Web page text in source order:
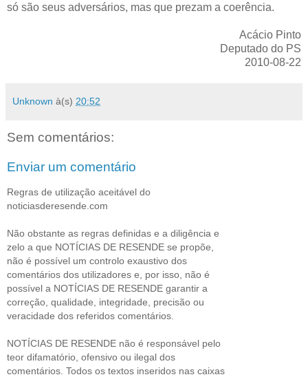
só são seus adversários, mas que prezam a coerência.
Acácio Pinto
Deputado do PS
2010-08-22
Unknown à(s) 20:52
Sem comentários:
Enviar um comentário
Regras de utilização aceitável do
noticiasderesende.com
Não obstante as regras definidas e a diligência e
zelo a que NOTÍCIAS DE RESENDE se propõe,
não é possível um controlo exaustivo dos
comentários dos utilizadores e, por isso, não é
possível a NOTÍCIAS DE RESENDE garantir a
correção, qualidade, integridade, precisão ou
veracidade dos referidos comentários.
NOTÍCIAS DE RESENDE não é responsável pelo
teor difamatório, ofensivo ou ilegal dos
comentários. Todos os textos inseridos nas caixas